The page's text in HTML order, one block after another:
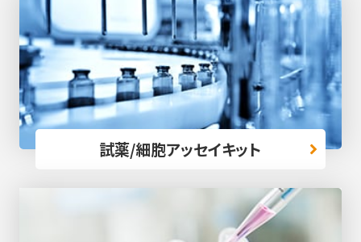
試薬/細胞アッセイキット